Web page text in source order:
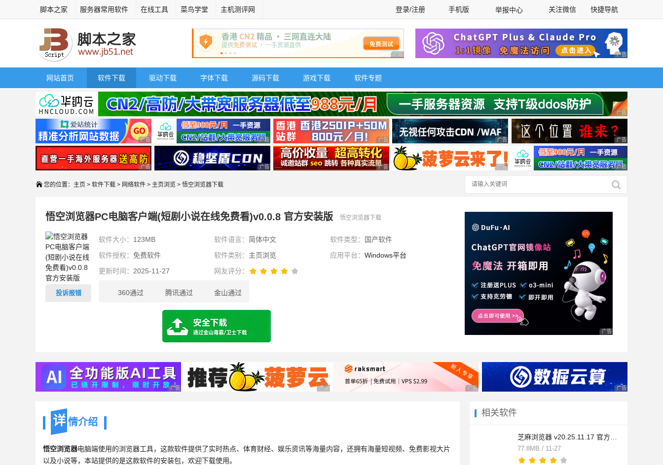
脚本之家 服务器常用软件 在线工具 菜鸟学堂 主机测评网 登录/注册 手机版 举报中心 关注微信 快捷导航
广告 商业广告，理性选择 广告 商业广告，理
网站首页 软件下载 驱动下载 字体下载 源码下载 游戏下载 软件专题
广告 商业广告，理
广告 商业广告，理性选择 广告 商业广告，理性选择 广告 商业广告，理性选择 广告 商业广告，理性选择 广告 商业广告，理
广告 商业广告，理性选择 广告 商业广告，理性选择 广告 商业广告，理性选择 广告 商业广告，理性选择 广告 商业广告，理
您的位置： 主页 > 软件下载 > 网络软件 > 主页浏览 > 悟空浏览器下载
悟空浏览器PC电脑客户端(短剧小说在线免费看)v0.0.8 官方安装版 悟空浏览器下载
投诉报错
软件大小： 123MB 软件语言： 简体中文 软件类型：
国产软件
软件授权： 免费软件 软件类别： 主页浏览 应用平台： Windows平台
更新时间： 2025-11-27 网友评分：
360通过 腾讯通过 金山通过
广告 商业广告，理性选择
广告 商业广告，理性选择 广告 商业广告，理性选择 广告 商业广告，理性选择 广告 商业广告，理
相关软件
77.8MB / 11-27
详 情介绍
悟空浏览器电脑端使用的浏览器工具，这款软件提供了实时热点、体育财经、娱乐资讯等海量内容，还拥有海量短视频、免费影视大片
以及小说等，本站提供的是这款软件的安装包，欢迎下载使用。